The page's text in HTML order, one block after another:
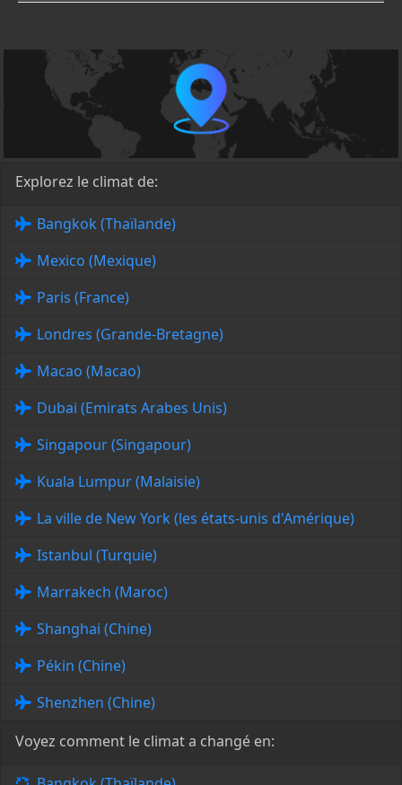
Explorez le climat de:
Bangkok (Thaïlande)
Mexico (Mexique)
Paris (France)
Londres (Grande-Bretagne)
Macao (Macao)
Dubai (Emirats Arabes Unis)
Singapour (Singapour)
Kuala Lumpur (Malaisie)
La ville de New York (les états-unis d'Amérique)
Istanbul (Turquie)
Marrakech (Maroc)
Shanghai (Chine)
Pékin (Chine)
Shenzhen (Chine)
Voyez comment le climat a changé en: